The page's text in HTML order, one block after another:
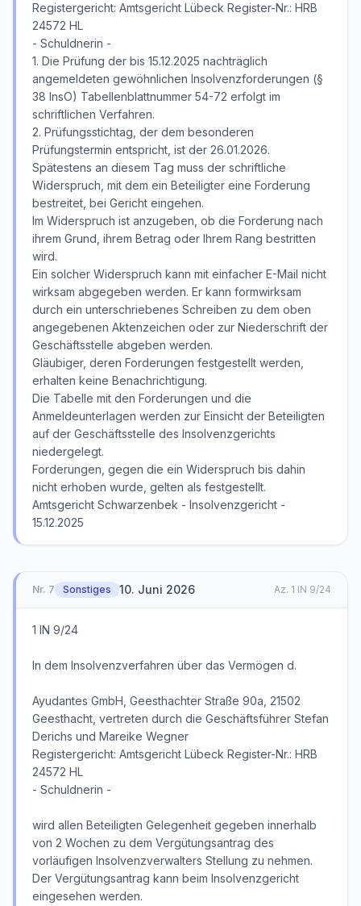
Registergericht: Amtsgericht Lübeck Register-Nr.: HRB
24572 HL
- Schuldnerin -
1. Die Prüfung der bis 15.12.2025 nachträglich
angemeldeten gewöhnlichen Insolvenzforderungen (§
38 InsO) Tabellenblattnummer 54-72 erfolgt im
schriftlichen Verfahren.
2. Prüfungsstichtag, der dem besonderen
Prüfungstermin entspricht, ist der 26.01.2026.
Spätestens an diesem Tag muss der schriftliche
Widerspruch, mit dem ein Beteiligter eine Forderung
bestreitet, bei Gericht eingehen.
Im Widerspruch ist anzugeben, ob die Forderung nach
ihrem Grund, ihrem Betrag oder Ihrem Rang bestritten
wird.
Ein solcher Widerspruch kann mit einfacher E-Mail nicht
wirksam abgegeben werden. Er kann formwirksam
durch ein unterschriebenes Schreiben zu dem oben
angegebenen Aktenzeichen oder zur Niederschrift der
Geschäftsstelle abgeben werden.
Gläubiger, deren Forderungen festgestellt werden,
erhalten keine Benachrichtigung.
Die Tabelle mit den Forderungen und die
Anmeldeunterlagen werden zur Einsicht der Beteiligten
auf der Geschäftsstelle des Insolvenzgerichts
niedergelegt.
Forderungen, gegen die ein Widerspruch bis dahin
nicht erhoben wurde, gelten als festgestellt.
Amtsgericht Schwarzenbek - Insolvenzgericht -
15.12.2025
Nr. 7 Sonstiges 10. Juni 2026 Az. 1 IN 9/24
1 IN 9/24
In dem Insolvenzverfahren über das Vermögen d.
Ayudantes GmbH, Geesthachter Straße 90a, 21502
Geesthacht, vertreten durch die Geschäftsführer Stefan
Derichs und Mareike Wegner
Registergericht: Amtsgericht Lübeck Register-Nr.: HRB
24572 HL
- Schuldnerin -
wird allen Beteiligten Gelegenheit gegeben innerhalb
von 2 Wochen zu dem Vergütungsantrag des
vorläufigen Insolvenzverwalters Stellung zu nehmen.
Der Vergütungsantrag kann beim Insolvenzgericht
eingesehen werden.